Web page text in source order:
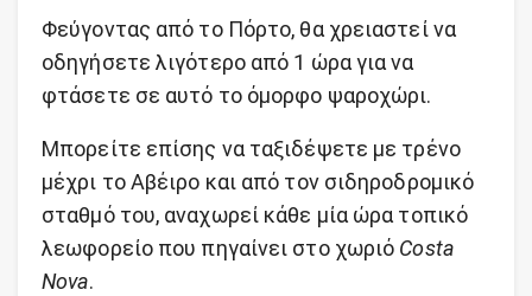
Φεύγοντας από το Πόρτο, θα χρειαστεί να
οδηγήσετε λιγότερο από 1 ώρα για να
φτάσετε σε αυτό το όμορφο ψαροχώρι.
Μπορείτε επίσης να ταξιδέψετε με τρένο
μέχρι το Αβέιρο και από τον σιδηροδρομικό
σταθμό του, αναχωρεί κάθε μία ώρα τοπικό
λεωφορείο που πηγαίνει στο χωριό Costa
Nova.